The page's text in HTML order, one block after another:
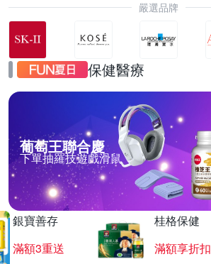
嚴選品牌
保健醫療
葡萄王聯合慶
下單抽羅技遊戲滑鼠
銀寶善存
滿額3重送
桂格保健
滿額享折扣